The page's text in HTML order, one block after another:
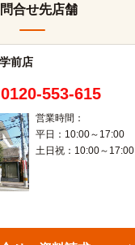
合せ先店舗
前店
0120-553-615
営業時間：
平日：10:00～17:00
土日祝：10:00～17:00